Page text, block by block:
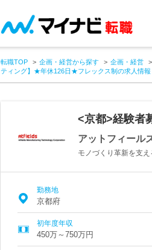
転職TOP 企画・経営から探す
企画・経営
ティング】★年休126日★フレックス制の求人情報
<京都>経験者
アットフィール
モノづくり革新を支
勤務地
京都府
初年度年収
450万～750万円